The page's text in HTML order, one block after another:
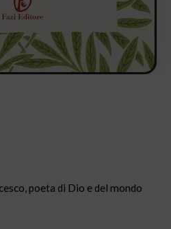
poeta di Dio e del mondo